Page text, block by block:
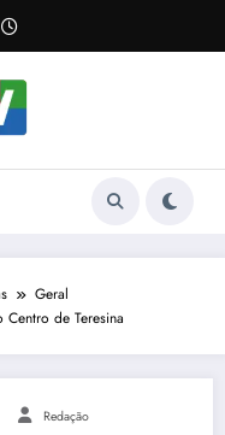
Geral
de Teresina
Redação